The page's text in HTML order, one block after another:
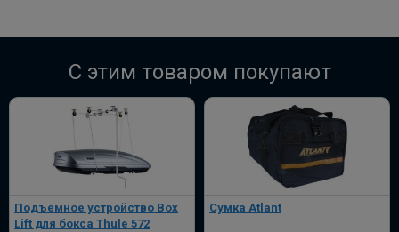
C этим товаром покупают
Подъемное устройство Box
Lift для бокса Thule 572
Сумка Atlant